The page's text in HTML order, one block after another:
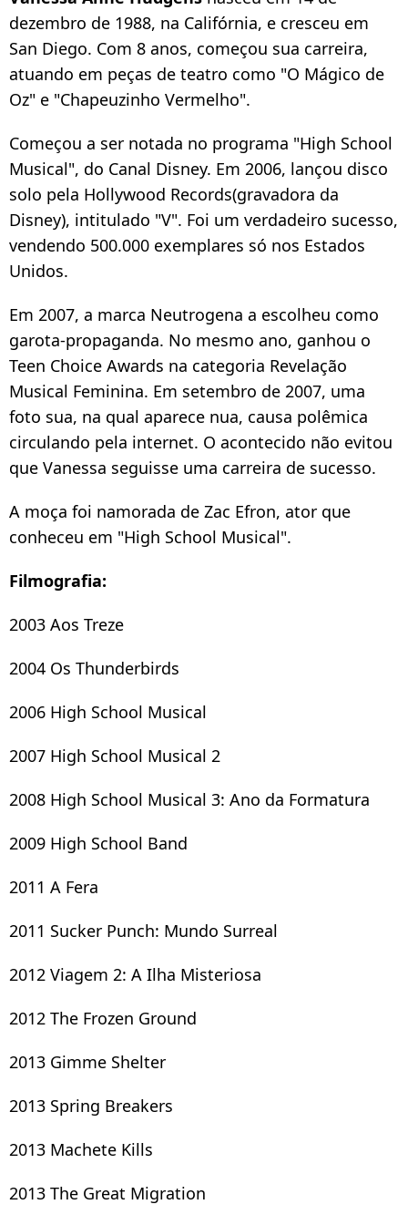
dezembro de 1988, na Califórnia, e cresceu em
San Diego. Com 8 anos, começou sua carreira,
atuando em peças de teatro como "O Mágico de
Oz" e "Chapeuzinho Vermelho".
Começou a ser notada no programa "High School
Musical", do Canal Disney. Em 2006, lançou disco
solo pela Hollywood Records(gravadora da
Disney), intitulado "V". Foi um verdadeiro sucesso,
vendendo 500.000 exemplares só nos Estados
Unidos.
Em 2007, a marca Neutrogena a escolheu como
garota-propaganda. No mesmo ano, ganhou o
Teen Choice Awards na categoria Revelação
Musical Feminina. Em setembro de 2007, uma
foto sua, na qual aparece nua, causa polêmica
circulando pela internet. O acontecido não evitou
que Vanessa seguisse uma carreira de sucesso.
A moça foi namorada de Zac Efron, ator que
conheceu em "High School Musical".
Filmografia:
2003 Aos Treze
2004 Os Thunderbirds
2006 High School Musical
2007 High School Musical 2
2008 High School Musical 3: Ano da Formatura
2009 High School Band
2011 A Fera
2011 Sucker Punch: Mundo Surreal
2012 Viagem 2: A Ilha Misteriosa
2012 The Frozen Ground
2013 Gimme Shelter
2013 Spring Breakers
2013 Machete Kills
2013 The Great Migration